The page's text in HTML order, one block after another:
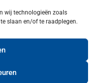
wij technologieën zoals
slaan en/of te raadplegen.